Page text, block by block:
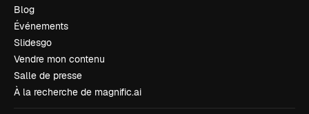
Blog
Événements
Slidesgo
Vendre mon contenu
Salle de presse
À la recherche de magnific.ai